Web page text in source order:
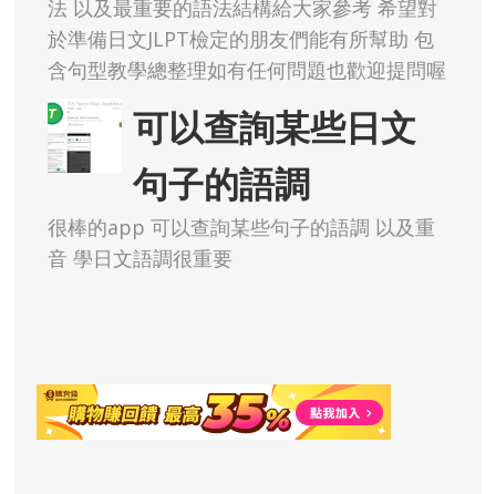
法 以及最重要的語法結構給大家參考 希望對
於準備日文JLPT檢定的朋友們能有所幫助 包
含句型教學總整理如有任何問題也歡迎提問喔
可以查詢某些日文
句子的語調
很棒的app 可以查詢某些句子的語調 以及重
音 學日文語調很重要